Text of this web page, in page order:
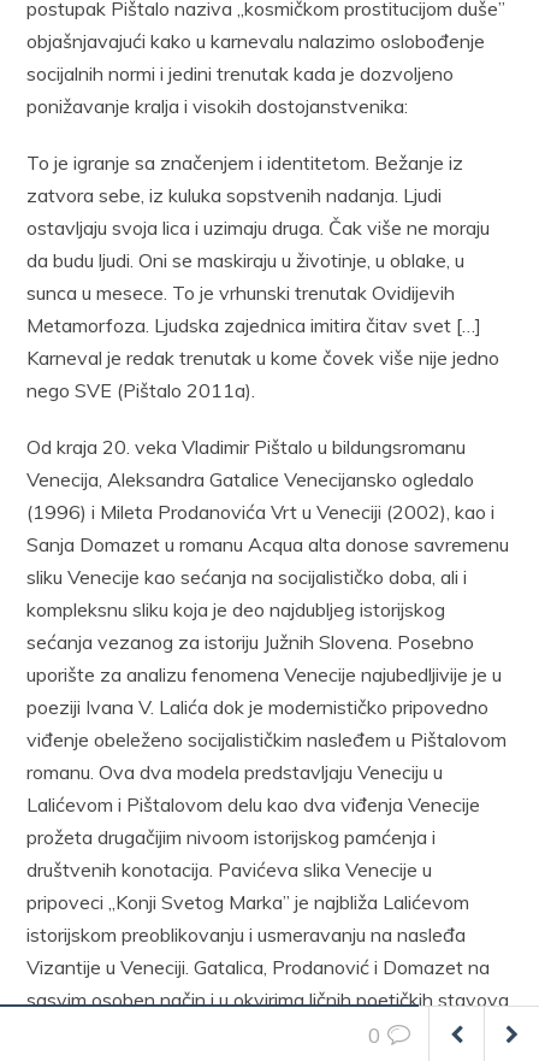
postupak Pišta­lo naziva „kosmičkom prostitucijom duše”
objašnjavajući kako u kar­nevalu nalazimo oslobođenje
socijalnih normi i jedini trenutak kada je dozvoljeno
ponižavanje kralja i visokih dostojanstvenika:
To je igranje sa značenjem i identitetom. Bežanje iz
zatvora sebe, iz kuluka sopstvenih nadanja. Ljudi
ostavljaju svoja lica i uzimaju druga. Čak više ne moraju
da budu ljudi. Oni se maskiraju u životinje, u oblake, u
sunca u me­sece. To je vrhunski trenutak Ovidijevih
Metamorfoza. Ljudska zajednica imitira čitav svet […]
Karneval je redak trenutak u kome čovek više nije jedno
nego SVE (Pištalo 2011a).
Od kraja 20. veka Vladimir Pištalo u bildungsromanu
Venecija, Aleksandra Gatalice Venecijansko ogledalo
(1996) i Mileta Prodano­vića Vrt u Veneciji (2002), kao i
Sanja Domazet u romanu Acqua alta do­nose savremenu
sliku Venecije kao sećanja na socijalističko doba, ali i
kompleksnu sliku koja je deo najdubljeg istorijskog
sećanja vezanog za istoriju Južnih Slovena. Posebno
uporište za analizu fenomena Ve­necije najubedljivije je u
poeziji Ivana V. Lalića dok je modernistič­ko pripovedno
viđenje obeleženo socijalističkim nasleđem u Pišta­lovom
romanu. Ova dva modela predstavljaju Veneciju u
Lalićevom i Pištalovom delu kao dva viđenja Venecije
prožeta drugačijim nivo­om istorijskog pamćenja i
društvenih konotacija. Pavićeva slika Ve­necije u
pripoveci „Konji Svetog Marka” je najbliža Lalićevom
isto­rijskom preoblikovanju i usmeravanju na nasleđa
Vizantije u Veneciji. Gatalica, Prodanović i Domazet na
sasvim osoben način i u okvirima ličnih poetičkih stavova
grade neku drugu Veneciju oslonjenu više na istoriju, igru
0